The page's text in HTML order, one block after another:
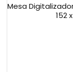
Mesa
152